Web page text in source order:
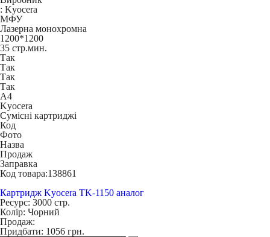
: Kyocera
МФУ
Лазерна монохромна
1200*1200
35 стр.мин.
Так
Так
Так
Так
A4
Kyocera
Сумісні картриджі
Код
Фото
Назва
Продаж
Заправка
Код товара:138861
Картридж Kyocera TK-1150 аналог
Ресурс: 3000 стр.
Колір: Чорний
Продаж:
Придбати: 1056 грн.